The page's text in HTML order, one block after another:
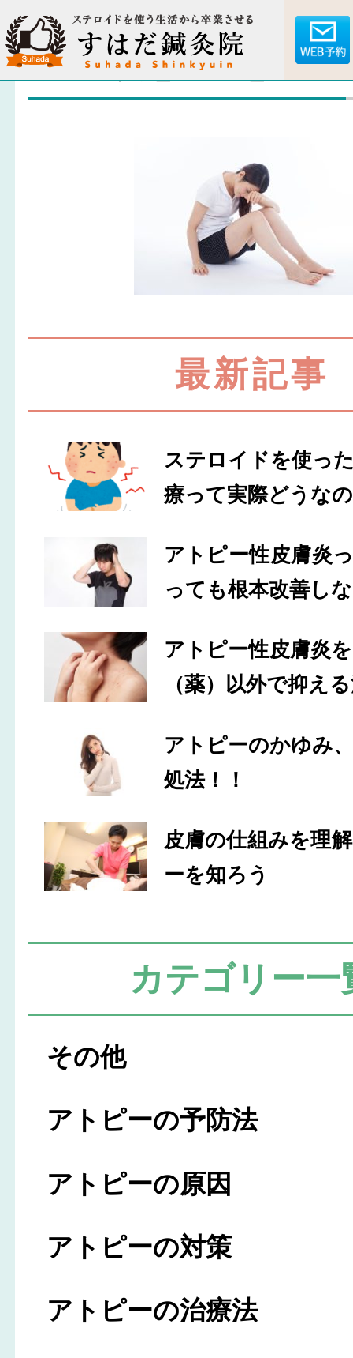
ブログ素材_180207_0004
最新記事
ステロイドを使っ
療って実際どうな
アトピー性皮膚炎
っても根本改善し
アトピー性皮膚炎
（薬）以外で抑え
アトピーのかゆみ
処法！！
皮膚の仕組みを理
ーを知ろう
カテゴリー一
その他
アトピーの予防法
アトピーの原因
アトピーの対策
アトピーの治療法